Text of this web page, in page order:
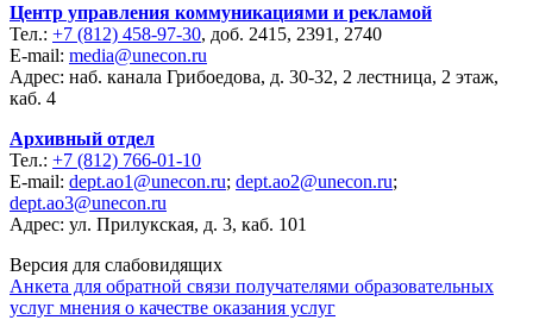
Центр управления коммуникациями и рекламой
Тел.: +7 (812) 458-97-30, доб. 2415, 2391, 2740
E-mail: media@unecon.ru
Адрес: наб. канала Грибоедова, д. 30-32, 2 лестница, 2 этаж,
каб. 4
Архивный отдел
Тел.: +7 (812) 766-01-10
E-mail: dept.ao1@unecon.ru; dept.ao2@unecon.ru;
dept.ao3@unecon.ru
Адрес: ул. Прилукская, д. 3, каб. 101
Версия для слабовидящих
Анкета для обратной связи получателями образовательных
услуг мнения о качестве оказания услуг